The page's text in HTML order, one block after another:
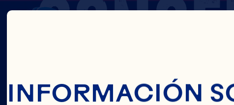
INFORMACIÓN